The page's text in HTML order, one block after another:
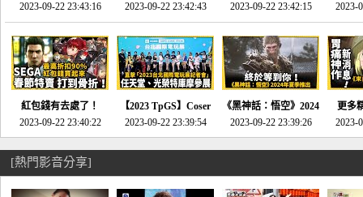
推的JRPG神作《神之
天平》介紹！-電玩宅
速配20230126
2023-09-22 23:43:16
命異次元 重製版》重
回「石村號」的恐懼體
驗-電玩宅速配
20230125
2023-09-22 23:42:43
場》將推出「重製
版」!!!今年就能玩到!!-
電玩宅速配20230124
2023-09-22 23:42:15
SE社
動作角
電玩宅
2023-
紅包錢有去處了！
SEGA春節特賣 超過85
款遊戲打到骨折-電玩
宅速配20230119
2023-09-22 23:40:22
【2023 TpGS】Coser
和Show Girl搶先看！
直擊展前記者會-電玩
2023-09-22 23:39:54
《黑神話：悟空》2024
年夏季推出！確定不會
延期齁？-電玩宅速配
2023-09-22 23:39:26
更多
《來
金鄉
2023-
[熱門影音分享]